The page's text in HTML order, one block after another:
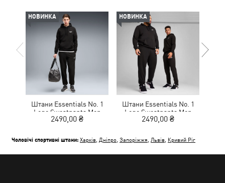
НОВИНКА
Штани Essentials No. 1
Logo Sweatpants Men
2490,00 ₴
НОВИНКА
Штани Essentials No. 1
Logo Sweatpants Men
2490,00 ₴
Чоловічі спортивні штани: Харків Дніпро Запоріжжя Львів Кривий Ріг